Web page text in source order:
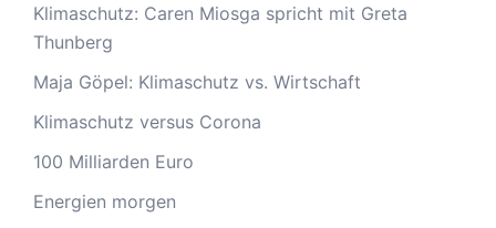
Klimaschutz: Caren Miosga spricht mit Greta
Thunberg
Maja Göpel: Klimaschutz vs. Wirtschaft
Klimaschutz versus Corona
100 Milliarden Euro
Energien morgen